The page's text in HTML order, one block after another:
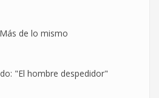
de lo mismo
"El hombre despedidor"